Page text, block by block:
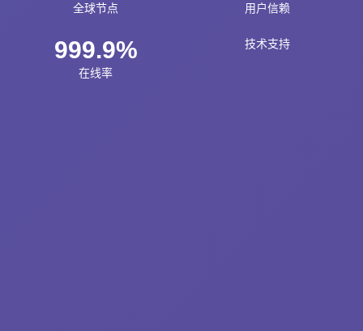
全球节点 用户信赖
999.9%
在线率
技术支持